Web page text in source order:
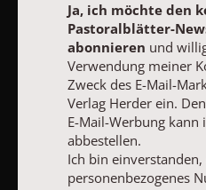
Ja, ich möchte den
abonnierenund willige in die
zum Zweck des E-Mail-
Den Newsletter oder die E-
Ich bin einverstanden,
Nutzungsverhalten in
Ja, ich möchte den
Pastoralblätter-
abonnieren und
Verwendung meiner
Zweck des E-Mail-
Verlag Herder ein.
E-Mail-Werbung kann
abbestellen.
Ich bin einverstanden,
personenbezogenes